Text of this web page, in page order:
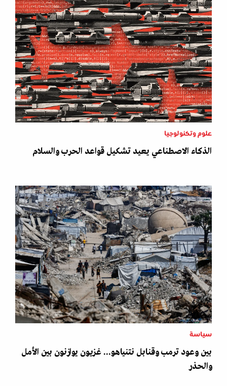
علوم وتكنولوجيا
الذكاء الاصطناعي يعيد تشكيل قواعد الحرب والسلام
سياسة
بين وعود ترمب وقنابل نتنياهو... غزيون يوازنون بين الأمل
والحذر